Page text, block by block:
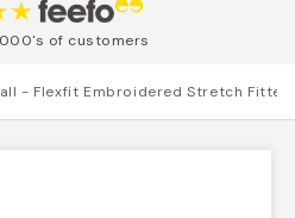
of customers
- Flexfit Embroidered Stretch Fitted